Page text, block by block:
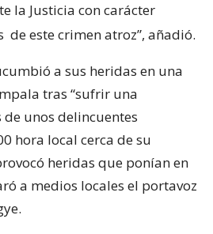
la Justicia con carácter
de este crimen atroz”, añadió.
a sus heridas en una
tras “sufrir una
unos delincuentes
hora local cerca de su
heridas que ponían en
a medios locales el portavoz